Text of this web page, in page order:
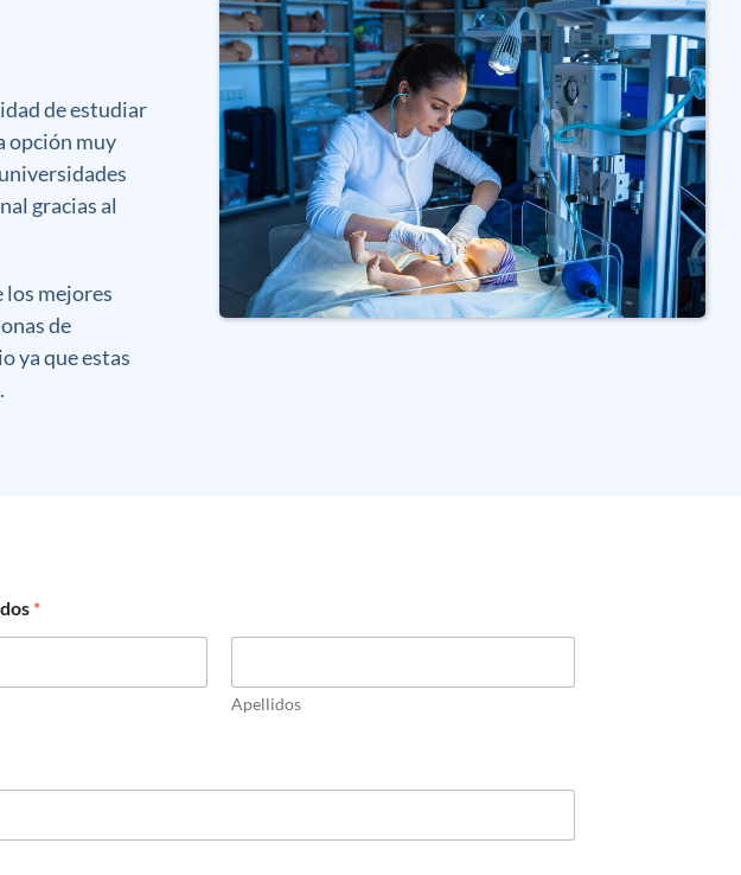
de estudiar
opción muy
gracias al
los mejores
de
ya que estas
*
Apellidos